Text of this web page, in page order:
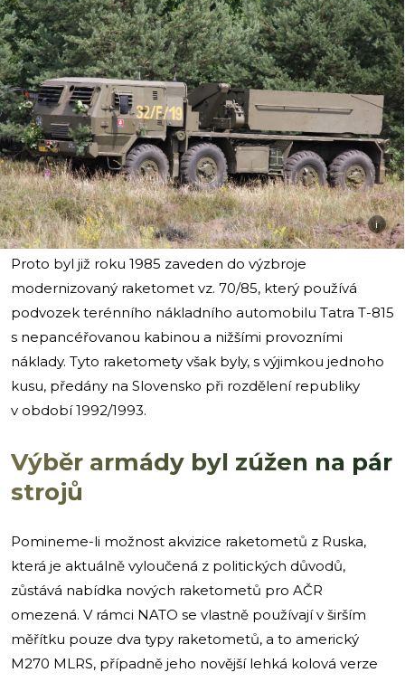
i
Proto byl již roku 1985 zaveden do výzbroje
modernizovaný raketomet vz. 70/85, který používá
podvozek terénního nákladního automobilu Tatra T-815
s nepancéřovanou kabinou a nižšími provozními
náklady. Tyto raketomety však byly, s výjimkou jednoho
kusu, předány na Slovensko při rozdělení republiky
v období 1992/1993.
Výběr armády byl zúžen na pár
strojů
Pomineme-li možnost akvizice raketometů z Ruska,
která je aktuálně vyloučená z politických důvodů,
zůstává nabídka nových raketometů pro AČR
omezená. V rámci NATO se vlastně používají v širším
měřítku pouze dva typy raketometů, a to americký
M270 MLRS, případně jeho novější lehká kolová verze